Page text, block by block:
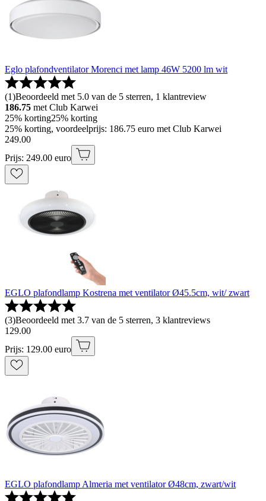
Eglo plafondventilator Morenci met lamp 46W 5200 lm wit
(1)Beoordeeld met 5.0 van de 5 sterren, 1 klantreview
186.75 met Club Karwei
25% korting25% korting
25% korting, voordeelprijs: 186.75 euro met Club Karwei
249.00
Prijs: 249.00 euro
EGLO plafondlamp Kostrena met ventilator Ø45.5cm, wit/ zwart
(3)Beoordeeld met 3.7 van de 5 sterren, 3 klantreviews
129.00
Prijs: 129.00 euro
EGLO plafondlamp Almeria met ventilator Ø48cm, zwart/wit